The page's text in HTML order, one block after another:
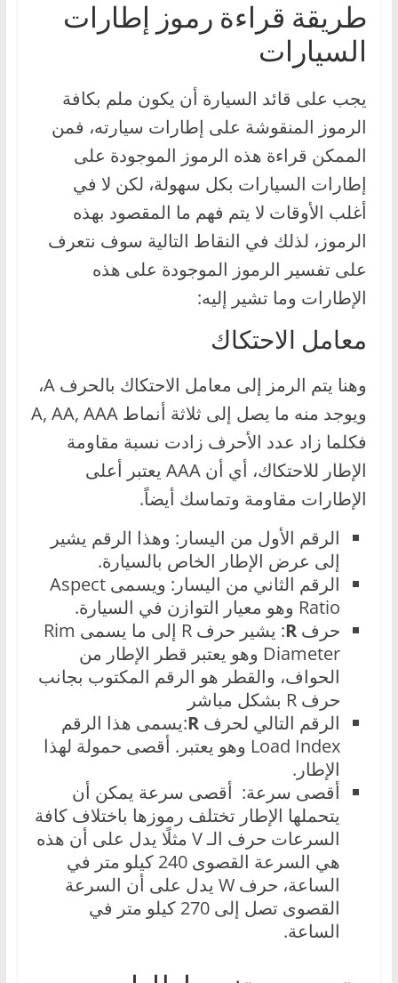
طريقة قراءة رموز إطارات
السيارات
يجب على قائد السيارة أن يكون ملم بكافة
الرموز المنقوشة على إطارات سيارته، فمن
الممكن قراءة هذه الرموز الموجودة على
إطارات السيارات بكل سهولة، لكن لا في
أغلب الأوقات لا يتم فهم ما المقصود بهذه
الرموز، لذلك في النقاط التالية سوف نتعرف
على تفسير الرموز الموجودة على هذه
الإطارات وما تشير إليه:
معامل الاحتكاك
وهنا يتم الرمز إلى معامل الاحتكاك بالحرف A،
ويوجد منه ما يصل إلى ثلاثة أنماط A, AA, AAA
فكلما زاد عدد الأحرف زادت نسبة مقاومة
الإطار للاحتكاك، أي أن AAA يعتبر أعلى
الإطارات مقاومة وتماسك أيضاً.
الرقم الأول من اليسار: وهذا الرقم يشير
إلى عرض الإطار الخاص بالسيارة.
الرقم الثاني من اليسار: ويسمى Aspect
Ratio وهو معيار التوازن في السيارة.
حرف R
: يشير حرف R إلى ما يسمى Rim
Diameter وهو يعتبر قطر الإطار من
الحواف، والقطر هو الرقم المكتوب بجانب
حرف R بشكل مباشر
الرقم التالي لحرف R:يسمى هذا الرقم
Load Index وهو يعتبر. أقصى حمولة لهذا
الإطار.
أقصى سرعة: أقصى سرعة يمكن أن
يتحملها الإطار تختلف رموزها باختلاف كافة
السرعات حرف الـ V مثلًا يدل على أن هذه
هي السرعة القصوى 240 كيلو متر في
الساعة، حرف W يدل على أن السرعة
القصوى تصل إلى 270 كيلو متر في
الساعة.